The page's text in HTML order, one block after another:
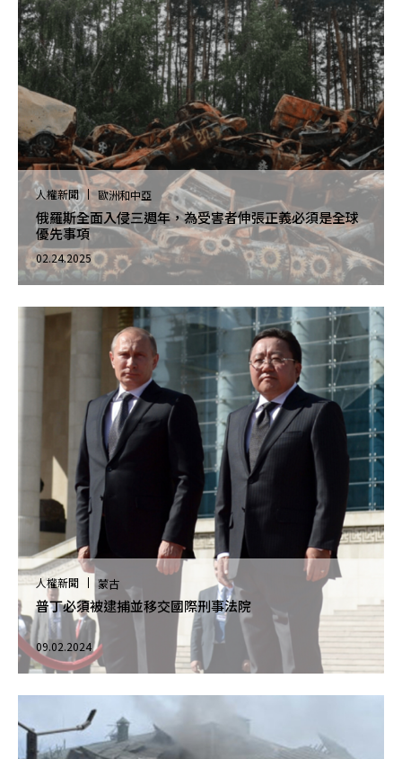
人權新聞 歐洲和中亞
俄羅斯全面入侵三週年，為受害者伸張正義必須是全球
優先事項
02.24.2025
人權新聞 蒙古
普丁必須被逮捕並移交國際刑事法院
09.02.2024